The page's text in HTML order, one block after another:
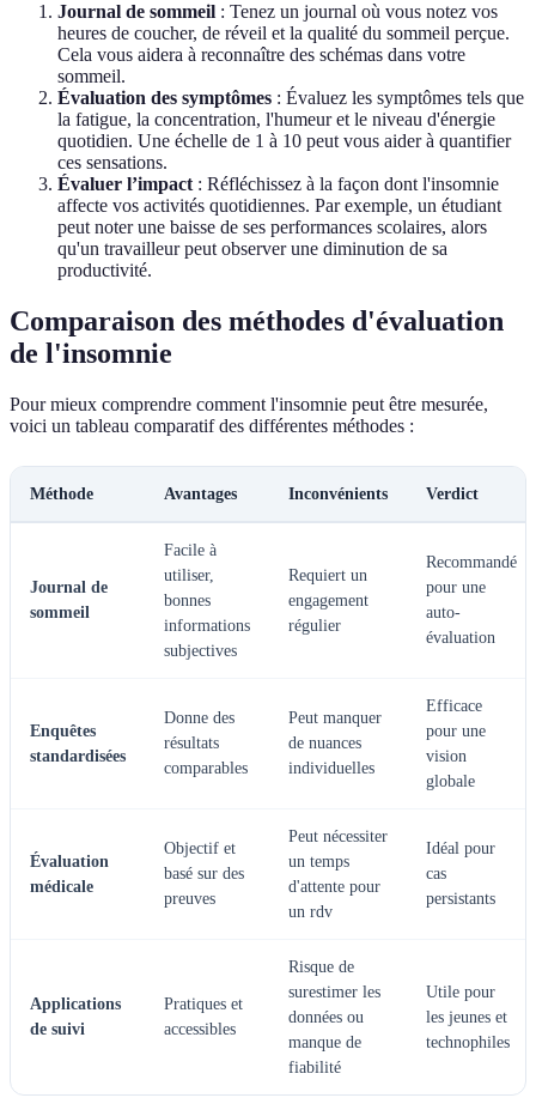
Journal de sommeil : Tenez un journal où vous notez vos
heures de coucher, de réveil et la qualité du sommeil perçue.
Cela vous aidera à reconnaître des schémas dans votre
sommeil.
Évaluation des symptômes : Évaluez les symptômes tels que
la fatigue, la concentration, l'humeur et le niveau d'énergie
quotidien. Une échelle de 1 à 10 peut vous aider à quantifier
ces sensations.
Évaluer l’impact : Réfléchissez à la façon dont l'insomnie
affecte vos activités quotidiennes. Par exemple, un étudiant
peut noter une baisse de ses performances scolaires, alors
qu'un travailleur peut observer une diminution de sa
productivité.
Comparaison des méthodes d'évaluation
de l'insomnie
Pour mieux comprendre comment l'insomnie peut être mesurée,
voici un tableau comparatif des différentes méthodes :
Méthode Avantages Inconvénients Verdict
Journal de
sommeil
Facile à
utiliser,
bonnes
informations
subjectives
Requiert un
engagement
régulier
Recommandé
pour une
auto-
évaluation
Enquêtes
standardisées
Donne des
résultats
comparables
Peut manquer
de nuances
individuelles
Efficace
pour une
vision
globale
Évaluation
médicale
Objectif et
basé sur des
preuves
Peut nécessiter
un temps
d'attente pour
un rdv
Idéal pour
cas
persistants
Applications
de suivi
Pratiques et
accessibles
Risque de
surestimer les
données ou
manque de
fiabilité
Utile pour
les jeunes et
technophiles